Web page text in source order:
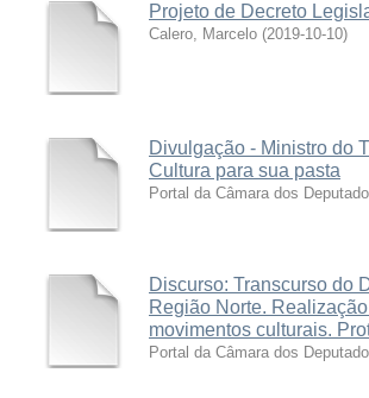
Projeto de Decreto
Calero, Marcelo (2019-10-10)
Divulgação - Ministro do
Cultura para sua pasta
Portal da Câmara dos
Discurso: Transcurso do
Região Norte.
movimentos culturais.
Portal da Câmara dos